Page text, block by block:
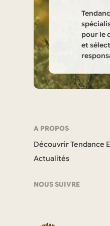
la
Ecolo
pour le
et
Navigation
A PROPOS
Découvrir Tendance
Actualités
NOUS SUIVRE